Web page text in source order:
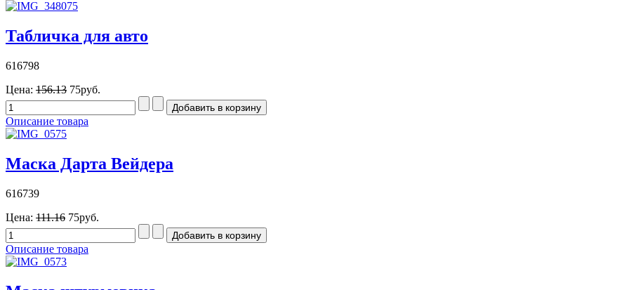
Табличка для авто
616798
Цена: 156.13 75руб.
Описание товара
Маска Дарта Вейдера
616739
Цена: 111.16 75руб.
Описание товара